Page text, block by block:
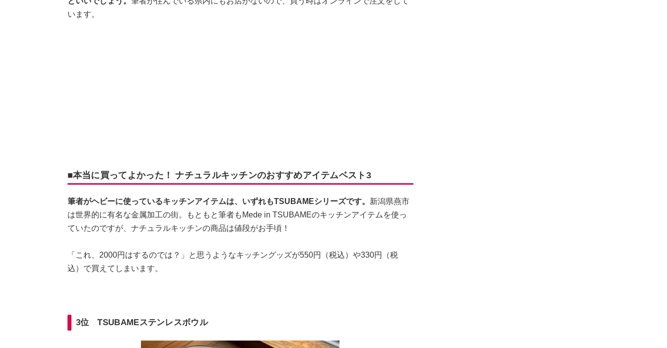
います。
■本当に買ってよかった！ ナチュラルキッチンのおすすめアイテムベスト3
筆者がヘビーに使っているキッチンアイテムは、いずれもTSUBAMEシリーズです。 新潟県燕市
は世界的に有名な金属加工の街。もともと筆者もMede in TSUBAMEのキッチンアイテムを使っ
ていたのですが、ナチュラルキッチンの商品は値段がお手頃！
「これ、2000円はするのでは？」と思うようなキッチングッズが550円（税込）や330円（税
込）で買えてしまいます。
3位TSUBAMEステンレスボウル